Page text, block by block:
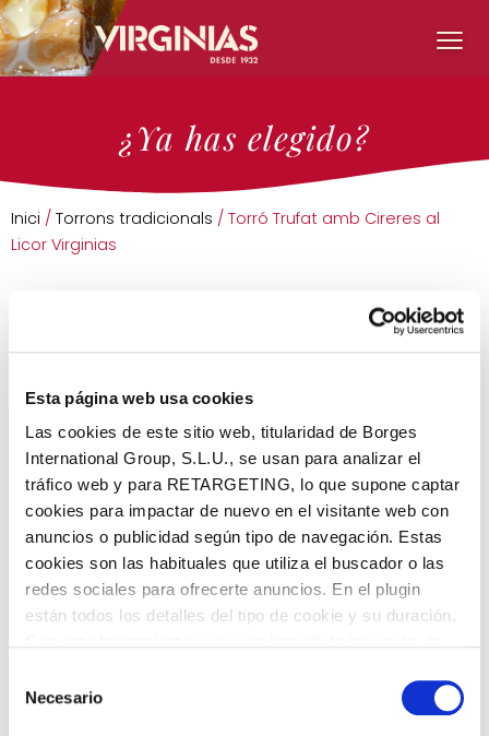
Esta página web usa cookies
Las cookies de este sitio web, titularidad de Borges
International Group, S.L.U., se usan para analizar el
tráfico web y para RETARGETING, lo que supone captar
cookies para impactar de nuevo en el visitante web con
anuncios o publicidad según tipo de navegación. Estas
cookies son las habituales que utiliza el buscador o las
redes sociales para ofrecerte anuncios. En el plugin
están todos los detalles del tipo de cookie y su duración.
la web aparece cómo evitar las cookies en el navegador.
Si se desea ver otra vez esta notificación navegar en
Necesario
¿Ya has elegido?
Inici / Torrons tradicionals / Torró Trufat amb Cireres al
Licor Virginias